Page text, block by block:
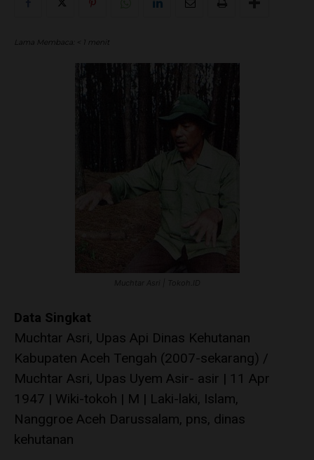
Lama Membaca: < 1 menit
Data Singkat
Muchtar Asri, Upas Api Dinas Kehutanan
Kabupaten Aceh Tengah (2007-sekarang) /
Muchtar Asri, Upas Uyem Asir- asir | 11 Apr
1947 | Wiki-tokoh | M | Laki-laki, Islam,
Nanggroe Aceh Darussalam, pns, dinas
kehutanan